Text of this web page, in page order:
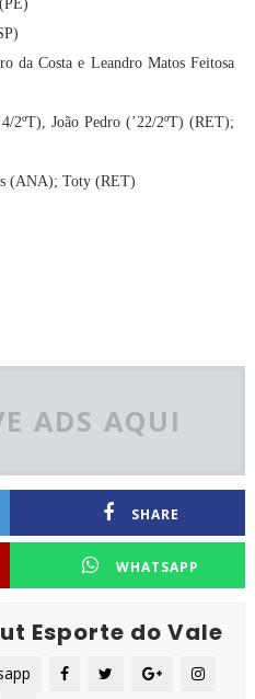
da Costa e Leandro Matos Feitosa
2ºT), João Pedro (’22/2ºT) (RET);
(ANA); Toty (RET)
ADS AQUI
SHARE
WHATSAPP
Esporte do Vale